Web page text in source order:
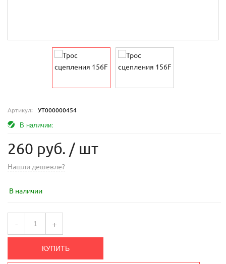
Артикул: УТ000000454
В наличии:
260 руб. / шт
Нашли дешевле?
В наличии
- +
КУПИТЬ